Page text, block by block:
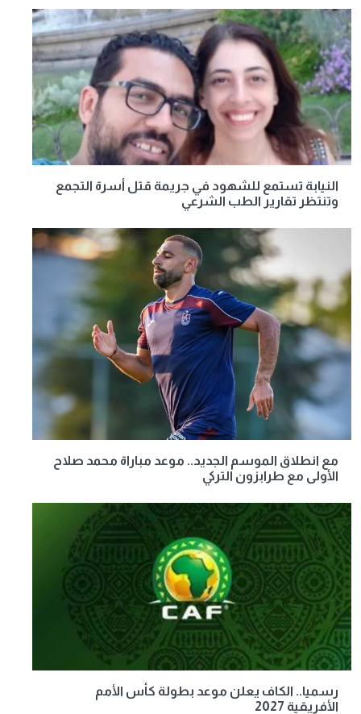
النيابة تستمع للشهود في جريمة قتل أسرة التجمع
وتنتظر تقارير الطب الشرعي
مع انطلاق الموسم الجديد.. موعد مباراة محمد صلاح
الأولى مع طرابزون التركي
رسميا.. الكاف يعلن موعد بطولة كأس الأمم
الأفريقية 2027